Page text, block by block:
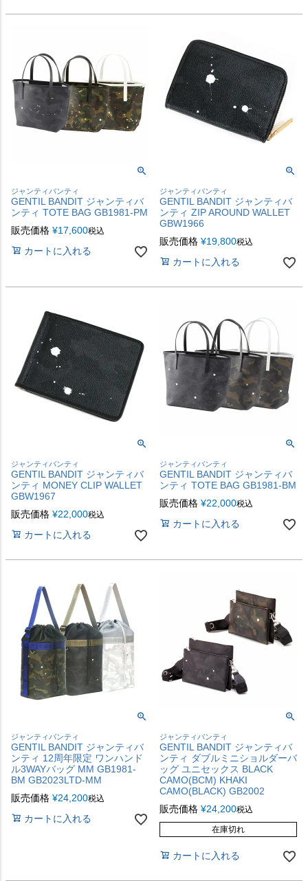
ジャンティバンティ
GENTIL BANDIT ジャンティバ
ンティ TOTE BAG GB1981-PM
販売価格 ¥17,600税込
カートに入れる
ジャンティバンティ
GENTIL BANDIT ジャンティバ
ンティ ZIP AROUND WALLET
GBW1966
販売価格 ¥19,800税込
カートに入れる
ジャンティバンティ
GENTIL BANDIT ジャンティバ
ンティ MONEY CLIP WALLET
GBW1967
販売価格 ¥22,000税込
カートに入れる
ジャンティバンティ
GENTIL BANDIT ジャンティバ
ンティ TOTE BAG GB1981-BM
販売価格 ¥22,000税込
カートに入れる
ジャンティバンティ
GENTIL BANDIT ジャンティバ
ンティ 12周年限定 ワンハンド
ル3WAYバッグ MM GB1981-
BM GB2023LTD-MM
販売価格 ¥24,200税込
カートに入れる
ジャンティバンティ
GENTIL BANDIT ジャンティバ
ンティ ダブルミニショルダーバ
ッグ ユニセックス BLACK
CAMO(BCM) KHAKI
CAMO(BLACK) GB2002
販売価格 ¥24,200税込
在庫切れ
カートに入れる